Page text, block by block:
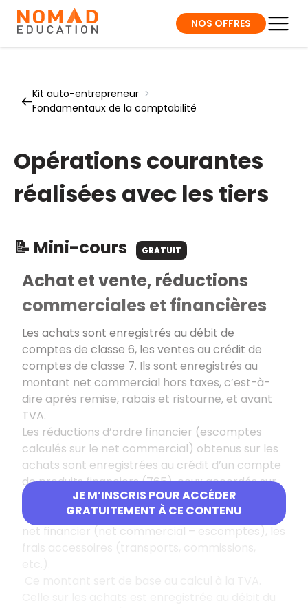
NOS OFFRES
Kit auto-entrepreneur >
Fondamentaux de la comptabilité
Opérations courantes
réalisées avec les tiers
📝 Mini-cours GRATUIT
JE M’INSCRIS POUR ACCÉDER
GRATUITEMENT À CE CONTENU
Achat et vente, réductions
commerciales et financières
Les achats sont enregistrés au débit de
comptes de classe 6, les ventes au crédit de
comptes de classe 7. Ils sont enregistrés au
montant net commercial hors taxes, c’est-à-
dire après remise, rabais et ristourne, et avant
TVA.
Les réductions d’ordre financier (escomptes
calculés sur le net commercial) obtenus sur les
achats sont enregistrées au crédit d’un compte
de produits financiers (765), ceux accordés sur
ventes sont enregistrés au débit d’un compte de
charges financières (665). On ajoute ensuite au
net financier (net commercial – escomptes), les